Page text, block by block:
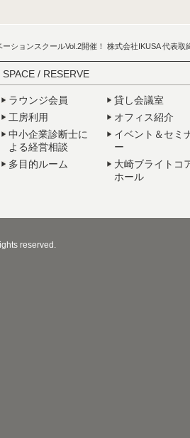
ションスクールVol.2開催！ 株式会社IKUSA 代表
SPACE / RESERVE
ラウンジ会員
工房利用
中小企業診断士に
よる経営相談
多目的ルーム
貸し会議室
オフィス紹介
イベント＆セミ
ー
大崎ブライトコ
ホール
reserved.